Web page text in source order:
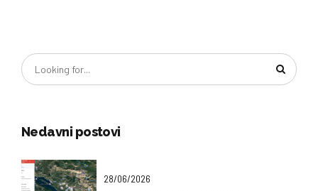
Nedavni postovi
28/06/2026